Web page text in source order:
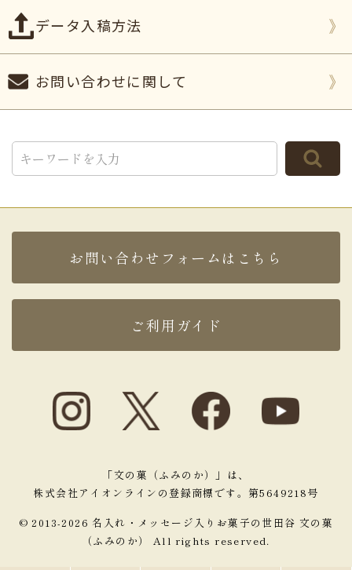
データ入稿方法
お問い合わせに関して
お問い合わせフォームはこちら
ご利用ガイド
「文の菓（ふみのか）」は、
株式会社アイオンラインの登録商標です。第5649218号
© 2013-2026 名入れ・メッセージ入りお菓子の世田谷 文の菓
（ふみのか） All rights reserved.